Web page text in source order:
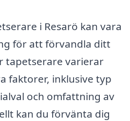
i Resarö kan vara
för att förvandla ditt
tapetserare varierar
faktorer, inklusive typ
och omfattning av
kan du förvänta dig